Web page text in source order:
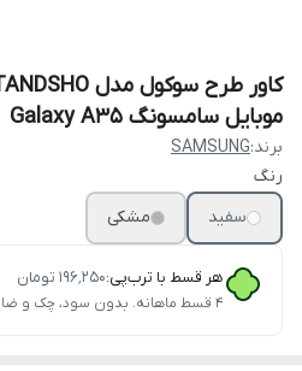
موبایل سامسونگ Galaxy A35
برند:SAMSUNG
رنگ
سفید
مشکی
هر قسط با ترب‌پی:۱۹۶٬۲۵۰ تومان
۴ قسط ماهانه. بدون سود، چک و ضامن.